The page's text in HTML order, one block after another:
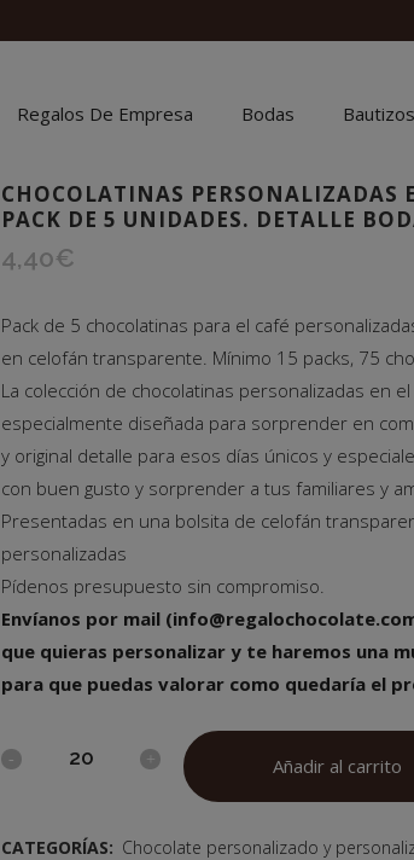
Regalos De Empresa Bodas Bautizos
CHOCOLATINAS PERSONALIZADAS
PACK DE 5 UNIDADES. DETALLE
4,40€
Pack de 5 chocolatinas para el café
en celofán transparente. Mínimo 15 packs, 75
La colección de chocolatinas personalizadas en
especialmente diseñada para sorprender en
y original detalle para esos días únicos y
con buen gusto y sorprender a tus familiares y
Presentadas en una bolsita de celofán
personalizadas
Pídenos presupuesto sin compromiso.
Envíanos por mail
que quieras personalizar y te haremos una
para que puedas valorar como quedaría el
Añadir al carrito
CATEGORÍAS: Chocolate personalizado y